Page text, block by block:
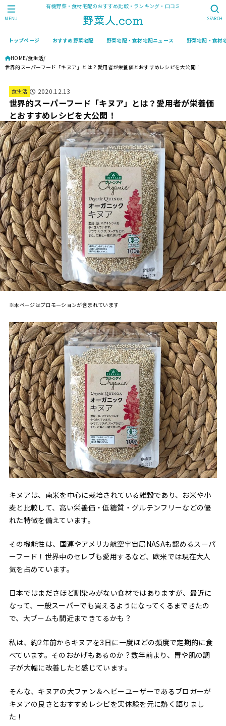
有機野菜・食材宅配のおすすめ比較・ランキング・口コミ
トップページ おすすめ野菜宅配 野菜宅配・食材宅配ニュース 野菜宅配・食材
SEARCH
MENU
HOME 食生活
世界的スーパーフード「キヌア」とは？愛用者が栄養価とおすすめレシピを大公開！
食生活 2020.12.13
世界的スーパーフード「キヌア」とは？愛用者が栄養価
とおすすめレシピを大公開！
※本ページはプロモーションが含まれています
キヌアは、南米を中心に栽培されている雑穀であり、お米や小
麦と比較して、高い栄養価・低糖質・グルテンフリーなどの優
れた特徴を備えています。
その機能性は、国連やアメリカ航空宇宙局NASAも認めるスーパ
ーフード！世界中のセレブも愛用するなど、欧米では現在大人
気を占めています。
日本ではまださほど馴染みがない食材ではありますが、最近に
なって、一般スーパーでも買えるようになってくるまできたの
で、大ブームも間近まできてるかも？
私は、約2年前からキヌアを3日に一度ほどの頻度で定期的に食
べています。そのおかげもあるのか？数年前より、胃や肌の調
子が大幅に改善したと感じています。
そんな、キヌアの大ファン＆ヘビーユーザーであるブロガーが
キヌアの良さとおすすめレシピを実体験を元に熱く語りまし
た！